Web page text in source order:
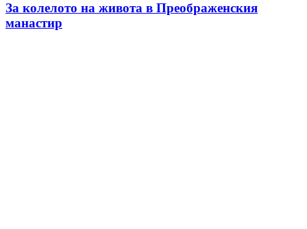
За колелото на живота в Преображенския
манастир